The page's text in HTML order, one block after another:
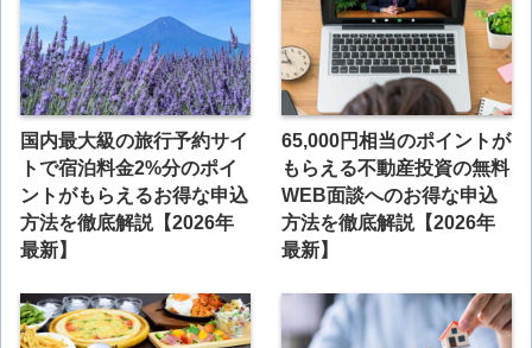
国内最大級の旅行予約サイ
トで宿泊料金2%分のポイ
ントがもらえるお得な申込
方法を徹底解説【2026年
最新】
65,000円相当のポイントが
もらえる不動産投資の無料
WEB面談へのお得な申込
方法を徹底解説【2026年
最新】